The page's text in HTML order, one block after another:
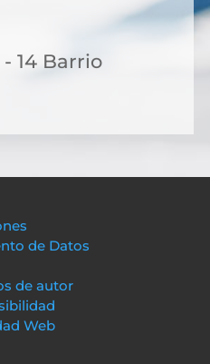
- 14 Barrio
de Datos
de autor
Web